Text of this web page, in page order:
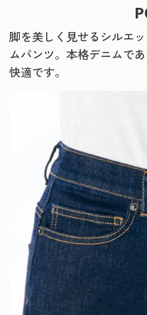
脚を美しく見せるシルエ
ムパンツ。本格デニムで
快適です。